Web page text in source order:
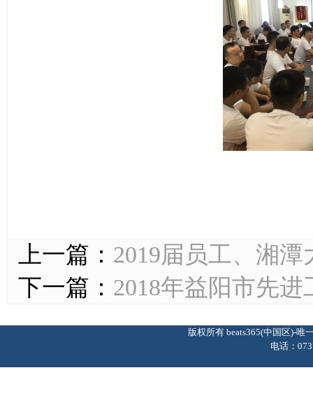
上一篇： 2019届员工、湘
下一篇： 2018年益阳市先
版权所有 beats365(中国区)-
电话：